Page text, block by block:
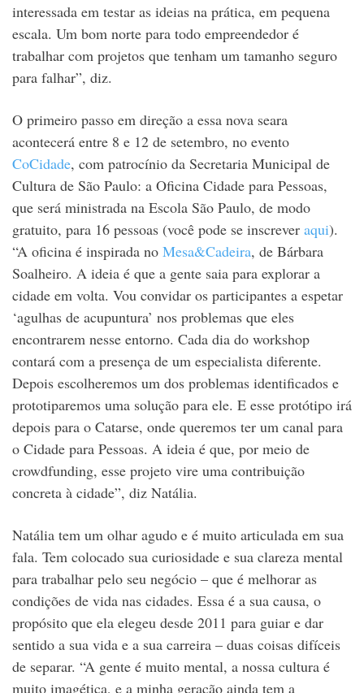
interessada em testar as ideias na prática, em pequena
escala. Um bom norte para todo empreendedor é
trabalhar com projetos que tenham um tamanho seguro
para falhar”, diz.
O primeiro passo em direção a essa nova seara
acontecerá entre 8 e 12 de setembro, no evento
CoCidade, com patrocínio da Secretaria Municipal de
Cultura de São Paulo: a Oficina Cidade para Pessoas,
que será ministrada na Escola São Paulo, de modo
gratuito, para 16 pessoas (você pode se inscrever aqui).
“A oficina é inspirada no Mesa&Cadeira, de Bárbara
Soalheiro. A ideia é que a gente saia para explorar a
cidade em volta. Vou convidar os participantes a espetar
‘agulhas de acupuntura’ nos problemas que eles
encontrarem nesse entorno. Cada dia do workshop
contará com a presença de um especialista diferente.
Depois escolheremos um dos problemas identificados e
prototiparemos uma solução para ele. E esse protótipo irá
depois para o Catarse, onde queremos ter um canal para
o Cidade para Pessoas. A ideia é que, por meio de
crowdfunding, esse projeto vire uma contribuição
concreta à cidade”, diz Natália.
Natália tem um olhar agudo e é muito articulada em sua
fala. Tem colocado sua curiosidade e sua clareza mental
para trabalhar pelo seu negócio – que é melhorar as
condições de vida nas cidades. Essa é a sua causa, o
propósito que ela elegeu desde 2011 para guiar e dar
sentido a sua vida e a sua carreira – duas coisas difíceis
de separar. “A gente é muito mental, a nossa cultura é
muito imagética, e a minha geração ainda tem a